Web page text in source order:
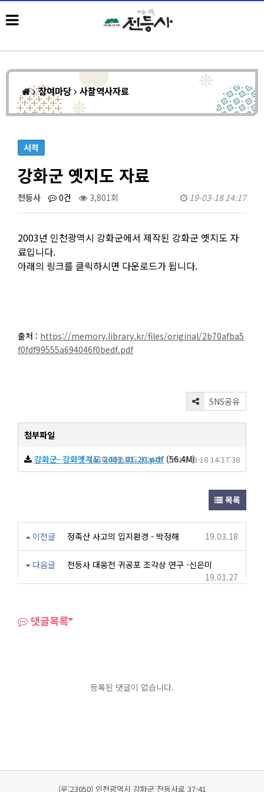
참여마당 사찰역사자료
서적
강화군 옛지도 자료
전등사 0건 3,801회 19-03-18 14:17
2003년 인천광역시 강화군에서 제작된 강화군 옛지도 자
료입니다.
아래의 링크를 클릭하시면 다운로드가 됩니다.
출처 : https://memory.library.kr/files/original/2b70afba5
f0fdf99555a694046f0bedf.pdf
SNS공유
첨부파일
강화군- 강화옛지도 2003.01.20.pdf (56.4M)
148회 다운로드 | DATE : 2019-03-18 14:17:38
목록
이전글 정족산 사고의 입지환경 - 박정해 19.03.18
다음글
전등사 대웅전 귀공포 조각상 연구 -신은미
19.01.27
댓글목록
등록된 댓글이 없습니다.
(우:23050) 인천광역시 강화군 전등사로 37-41